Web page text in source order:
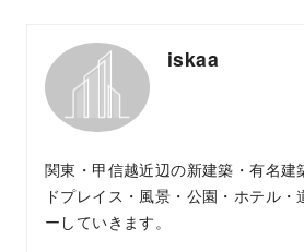
iskaa
関東・甲信越近辺の新建築・有名建
ドプレイス・風景・公園・ホテル・
ーしていきます。